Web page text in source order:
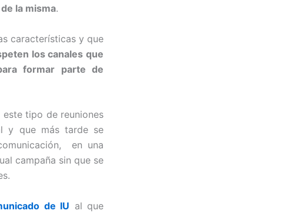
la misma.
características y que
los canales que
formar parte de
tipo de reuniones
y que más tarde se
en una
campaña sin que se
de IU al que